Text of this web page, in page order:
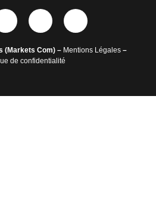
(Markets Com) – Mentions Légales –
de confidentialité